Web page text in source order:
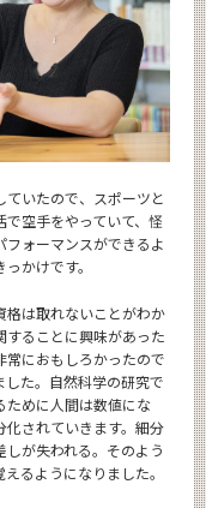
いたので、スポーツと
空手をやっていて、怪
ォーマンスができるよ
かけです。
格は取れないことがわか
することに興味があった
常におもしろかったので
た。自然科学の研究で
ために人間は数値にな
化されていきます。細分
が失われる。そのよう
るようになりました。